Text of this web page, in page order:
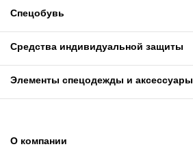
Спецобувь
Средства индивидуальной защиты
Элементы спецодежды и аксессуары
О компании